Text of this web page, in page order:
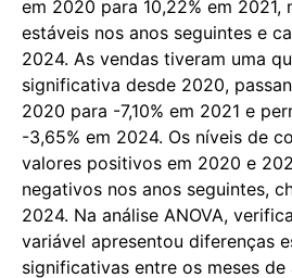
em 2020 para 10,22% em 2021,
estáveis nos anos seguintes e
2024. As vendas tiveram uma
significativa desde 2020,
2020 para -7,10% em 2021 e
-3,65% em 2024. Os níveis de
valores positivos em 2020 e
negativos nos anos seguintes,
2024. Na análise ANOVA,
variável apresentou diferenças
significativas entre os meses